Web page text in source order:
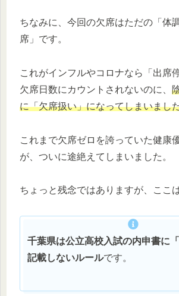
ちなみに、今回の欠席はただの「体
席」です。
これがインフルやコロナなら「出席
欠席日数にカウントされないのに、
に「欠席扱い」になってしまいまし
これまで欠席ゼロを誇っていた健康
が、ついに途絶えてしまいました。
ちょっと残念ではありますが、ここ
千葉県は公立高校入試の内申書に
記載しないルールです。